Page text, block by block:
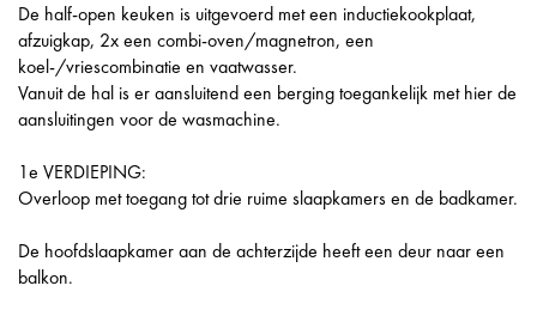
De half-open keuken is uitgevoerd met een inductiekookplaat,
afzuigkap, 2x een combi-oven/magnetron, een
koel-/vriescombinatie en vaatwasser.
Vanuit de hal is er aansluitend een berging toegankelijk met hier de
aansluitingen voor de wasmachine.
1e VERDIEPING:
Overloop met toegang tot drie ruime slaapkamers en de badkamer.
De hoofdslaapkamer aan de achterzijde heeft een deur naar een
balkon.